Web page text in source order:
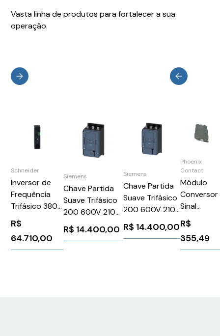
Vasta linha de produtos para fortalecer a sua
operação.
Schneider
Inversor de
Frequência
Trifásico 380-
480V 305A
250CV
Schneider
ATV630C16N4
R$
64.710,00
Siemens
Chave Partida
Suave Trifásico
200 600V 210A
24V
3RW52432AC05
R$ 14.400,00
Siemens
Chave Partida
Suave Trifásico
200 600V 210A
110 220V
3RW52432AC15
R$ 14.400,00
Phoenix
Contact
Módulo
Conversor
Sinal
Analógica
24V 4-
20Ma
R$
355,49